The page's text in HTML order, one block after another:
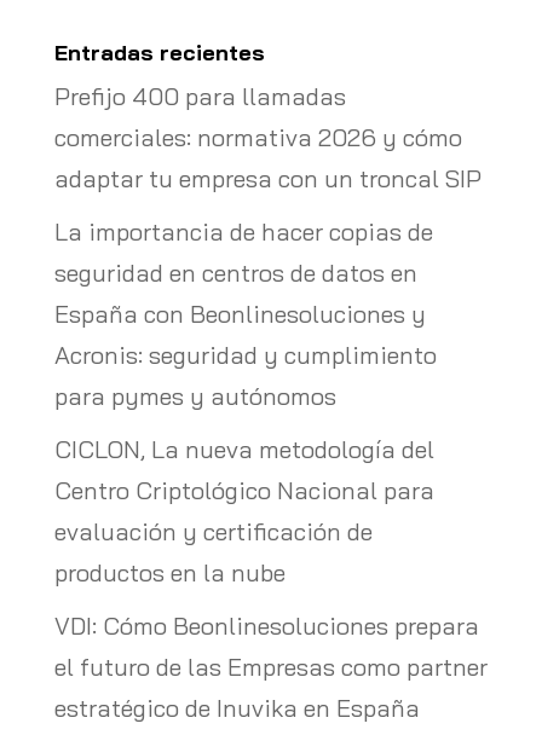
Entradas recientes
Prefijo 400 para llamadas
comerciales: normativa 2026 y cómo
adaptar tu empresa con un troncal SIP
La importancia de hacer copias de
seguridad en centros de datos en
España con Beonlinesoluciones y
Acronis: seguridad y cumplimiento
para pymes y autónomos
CICLON, La nueva metodología del
Centro Criptológico Nacional para
evaluación y certificación de
productos en la nube
VDI: Cómo Beonlinesoluciones prepara
el futuro de las Empresas como partner
estratégico de Inuvika en España